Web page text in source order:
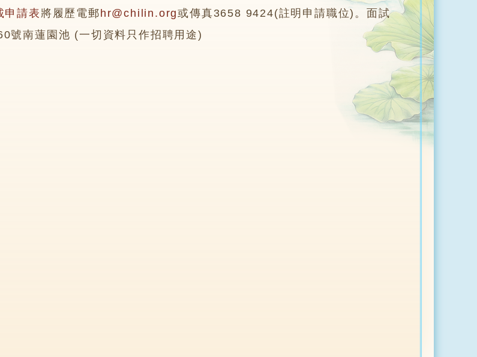
申請表 將履歷電郵 hr@chilin.org或傳真3658 9424(註明申請職位)。面試
號南蓮園池 (一切資料只作招聘用途)